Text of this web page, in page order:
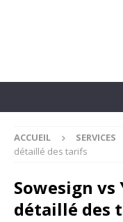
ACCUEIL SERVICES
détaillé des tarifs
Sowesign
détaillé des